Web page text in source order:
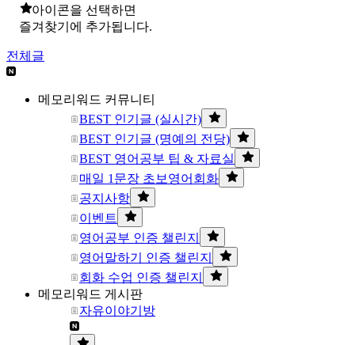
아이콘을 선택하면
즐겨찾기에 추가됩니다.
전체글
메모리워드 커뮤니티
BEST 인기글 (실시간)
BEST 인기글 (명예의 전당)
BEST 영어공부 팁 & 자료실
매일 1문장 초보영어회화
공지사항
이벤트
영어공부 인증 챌린지
영어말하기 인증 챌린지
회화 수업 인증 챌린지
메모리워드 게시판
자유이야기방